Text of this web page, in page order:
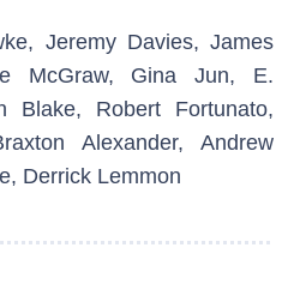
Jeremy Davies, James
McGraw, Gina Jun, E.
Blake, Robert Fortunato,
Alexander, Andrew
Derrick Lemmon